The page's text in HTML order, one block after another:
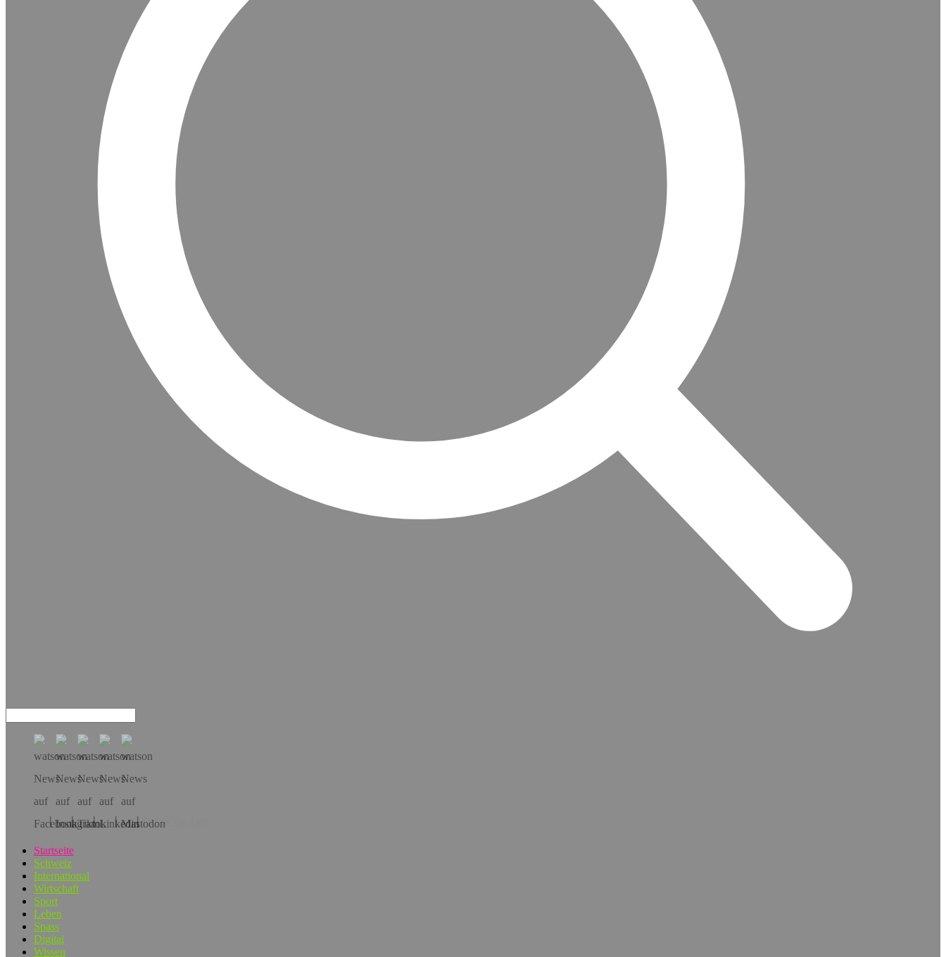
Hol dir die App!
Startseite
Schweiz
International
Wirtschaft
Sport
Leben
Spass
Digital
Wissen